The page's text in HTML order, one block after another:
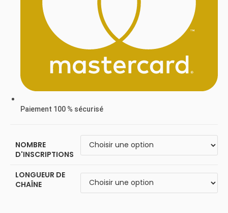
Paiement 100 % sécurisé
NOMBRE
D'INSCRIPTIONS
LONGUEUR DE
CHAÎNE